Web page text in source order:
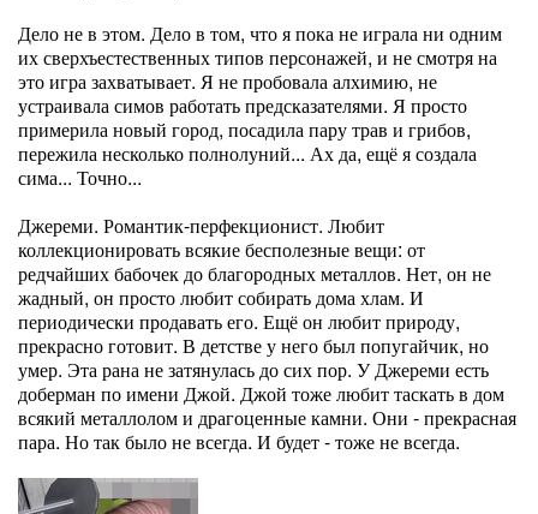
Дело не в этом. Дело в том, что я пока не играла ни одним
их сверхъестественных типов персонажей, и не смотря на
это игра захватывает. Я не пробовала алхимию, не
устраивала симов работать предсказателями. Я просто
примерила новый город, посадила пару трав и грибов,
пережила несколько полнолуний... Ах да, ещё я создала
сима... Точно...
Джереми. Романтик-перфекционист. Любит
коллекционировать всякие бесполезные вещи: от
редчайших бабочек до благородных металлов. Нет, он не
жадный, он просто любит собирать дома хлам. И
периодически продавать его. Ещё он любит природу,
прекрасно готовит. В детстве у него был попугайчик, но
умер. Эта рана не затянулась до сих пор. У Джереми есть
доберман по имени Джой. Джой тоже любит таскать в дом
всякий металлолом и драгоценные камни. Они - прекрасная
пара. Но так было не всегда. И будет - тоже не всегда.